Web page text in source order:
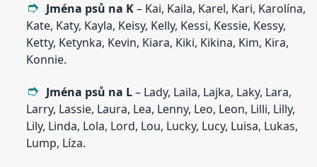
Jména psů na K– Kai, Kaila, Karel, Kari, Karolína,
Kate, Katy, Kayla, Keisy, Kelly, Kessi, Kessie, Kessy,
Ketty, Ketynka, Kevin, Kiara, Kiki, Kikina, Kim, Kira,
Konnie.
Jména psů na L– Lady, Laila, Lajka, Laky, Lara,
Larry, Lassie, Laura, Lea, Lenny, Leo, Leon, Lilli, Lilly,
Lily, Linda, Lola, Lord, Lou, Lucky, Lucy, Luisa, Lukas,
Lump, Líza.